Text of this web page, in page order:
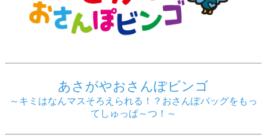
あさがやおさんぽビンゴ
～キミはなんマスそろえられる！？おさんぽバッグをもっ
てしゅっぱ～つ！～